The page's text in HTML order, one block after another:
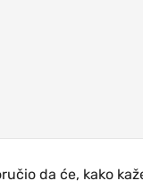
da će, kako